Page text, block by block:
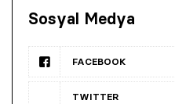
Sosyal Medya
FACEBOOK
TWITTER